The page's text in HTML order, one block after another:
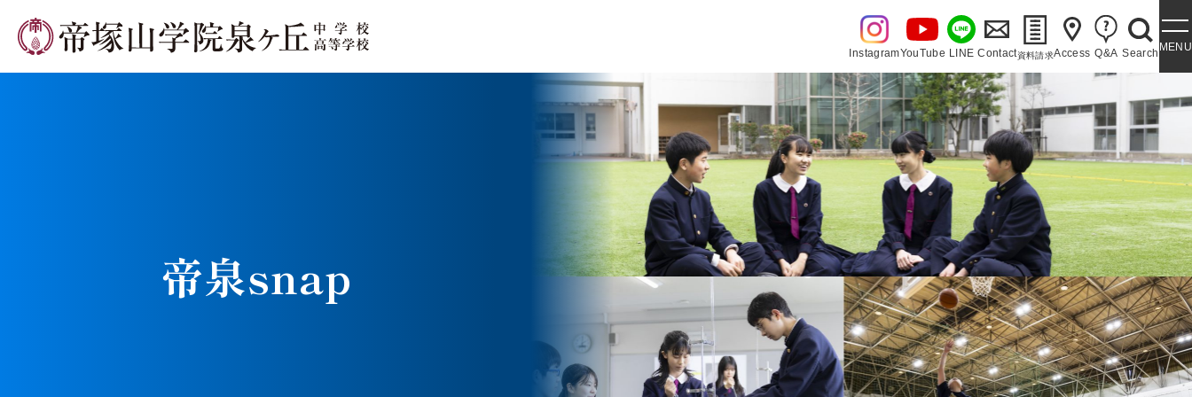
InstagramYouTube LINE Contact資料請求Access Q&A SearchMENU
泉ヶ丘校のめざす教育 環境・施設 あゆみ・泉ヶ丘讃歌
帝泉snap